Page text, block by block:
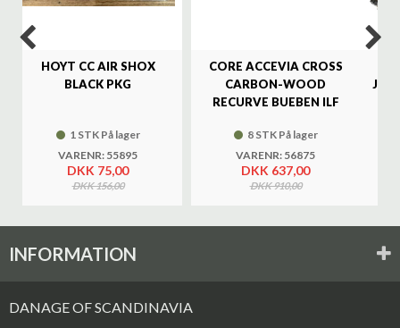
HOYT CC AIR SHOX
BLACK PKG
1 STK På lager
VARENR: 55895
DKK 75,00
DKK 156,00
CORE ACCEVIA CROSS
CARBON-WOOD
RECURVE BUEBEN ILF
8 STK På lager
VARENR: 56875
DKK 637,00
DKK 910,00
INFORMATION
DANAGE OF SCANDINAVIA